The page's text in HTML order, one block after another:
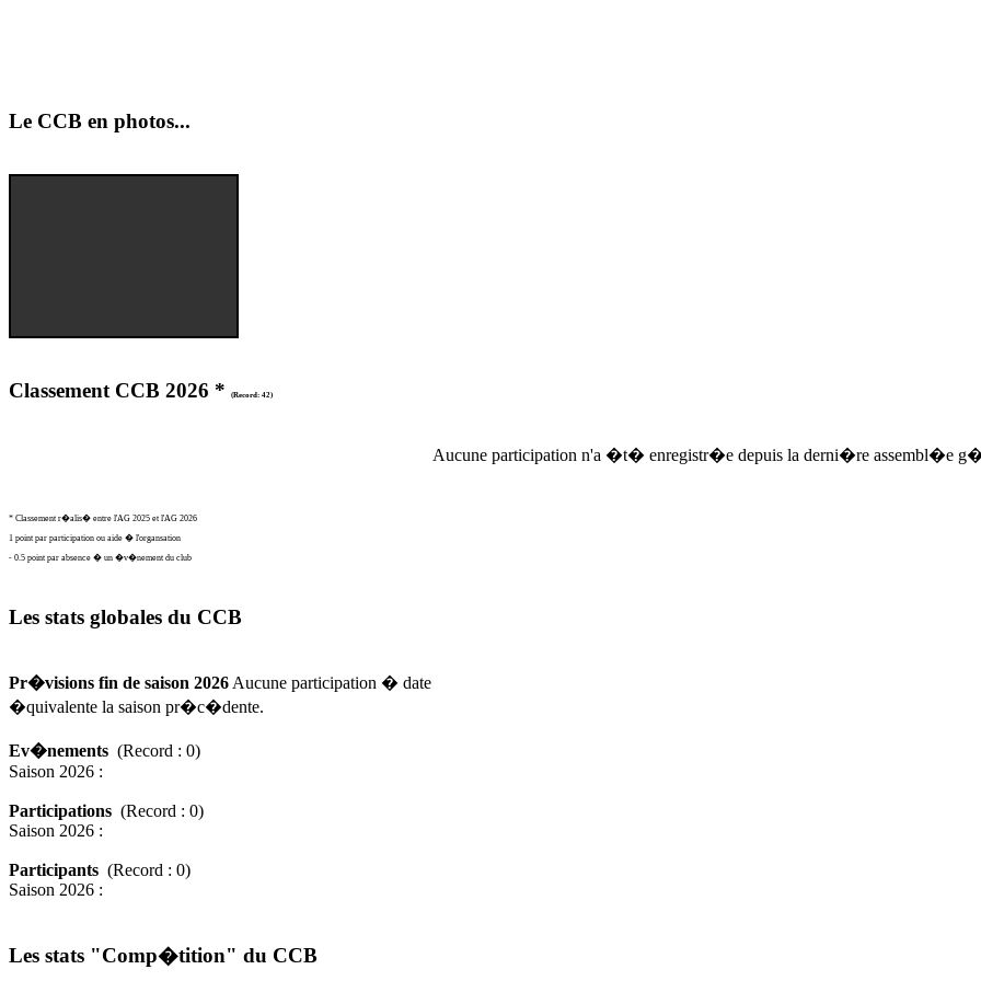
Le CCB en photos...
Classement CCB 2026 * (Record: 42)
Aucune participation n'a �t� enregistr�e depuis la derni�re assembl�e
* Classement r�alis� entre l'AG 2025 et l'AG 2026
1 point par participation ou aide � l'organsation
- 0.5 point par absence � un �v�nement du club
Les stats globales du CCB
Pr�visions fin de saison 2026 Aucune participation � date
�quivalente la saison pr�c�dente.
Ev�nements (Record : 0)
Saison 2026 :
Participations (Record : 0)
Saison 2026 :
Participants (Record : 0)
Saison 2026 :
Les stats "Comp�tition" du CCB